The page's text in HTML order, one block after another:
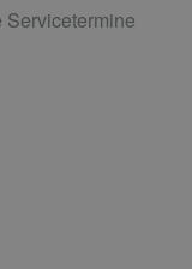
Servicetermine